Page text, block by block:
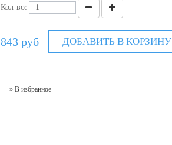
Кол-во:
843 руб ДОБАВИТЬ В КОРЗИНУ
» В избранное